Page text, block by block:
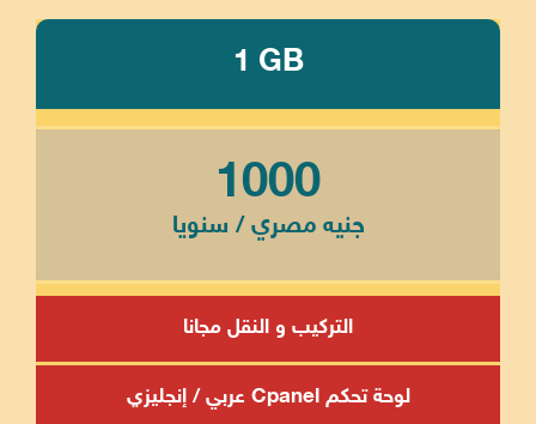
1 GB
1000
جنيه مصري / سنويا
التركيب و النقل مجانا
لوحة تحكم Cpanel عربي / إنجليزي